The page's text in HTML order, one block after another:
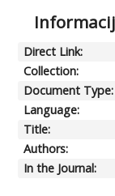
Direct Link:
Collection:
Document Type:
Language:
Title:
Authors:
In the Journal: